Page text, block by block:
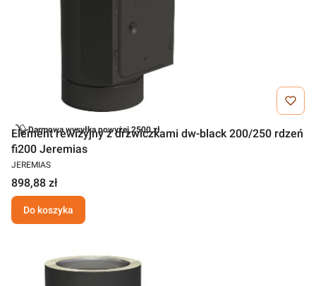
Darmowa wysyłka powyżej 2500 zł
Element rewizyjny z drzwiczkami dw-black 200/250 rdzeń
fi200 Jeremias
JEREMIAS
898,88 zł
Do koszyka